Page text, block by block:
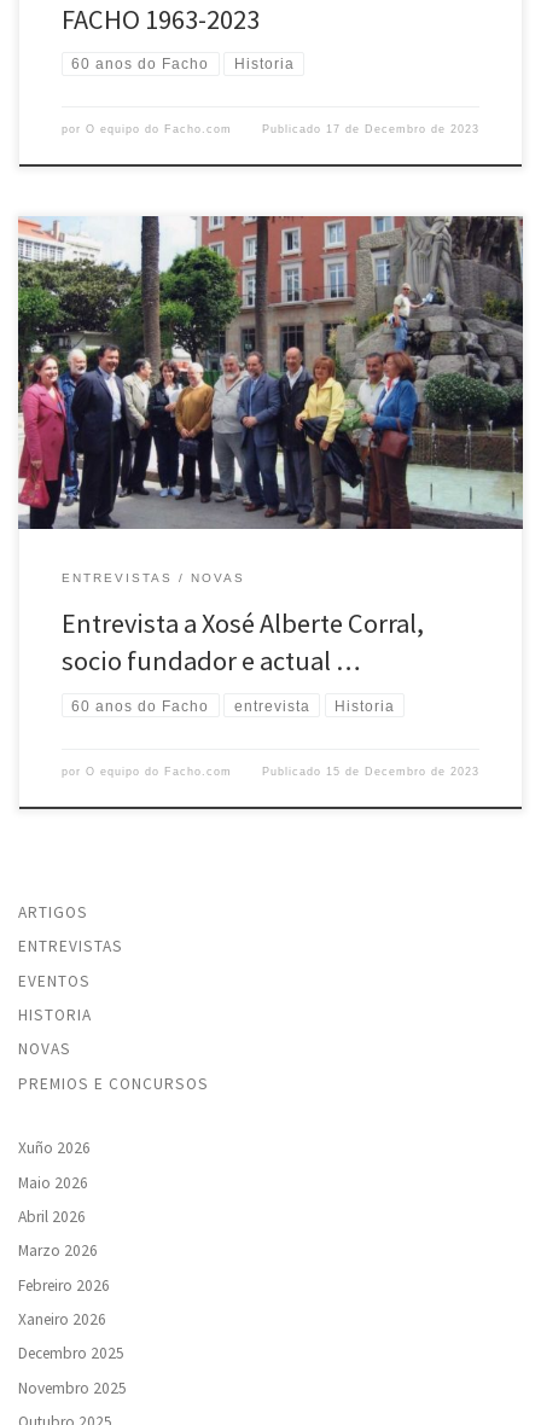
FACHO 1963-2023
60 anos do Facho Historia
por O equipo do Facho.com Publicado 17 de Decembro de 2023
Xosé Alberte Corral Iglesias é sócio fundador e actual presidente da
Agrupaçom Cultural O Facho. Desde a sua fundaçom, en 1963, e
convencido da importância da sua labor em defensa da língua e da
cultura galega, ocupa nela diferentes cargos diretivos. É Professor
Mercantil pola Escola de Comercio de A […]
ENTREVISTAS NOVAS
Entrevista a Xosé Alberte Corral,
socio fundador e actual …
60 anos do Facho entrevista Historia
por O equipo do Facho.com Publicado 15 de Decembro de 2023
ARTIGOS
ENTREVISTAS
EVENTOS
HISTORIA
NOVAS
PREMIOS E CONCURSOS
Xuño 2026
Maio 2026
Abril 2026
Marzo 2026
Febreiro 2026
Xaneiro 2026
Decembro 2025
Novembro 2025